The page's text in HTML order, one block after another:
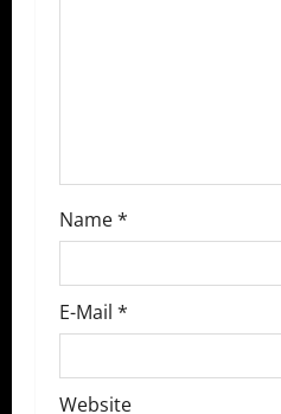
Name*
E-Mail *
Website